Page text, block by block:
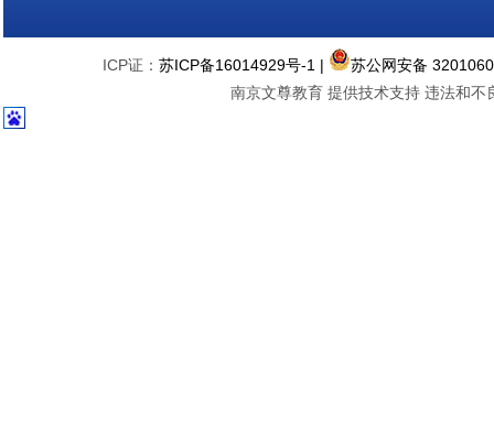
ICP证： 苏ICP备16014929号-1 |
苏公网安备
南京文尊教育 提供技术支持 违法和